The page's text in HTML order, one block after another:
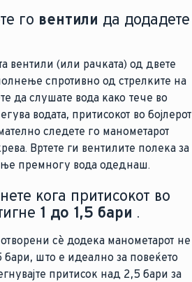
го вентили да додадете
вентили (или рачката) од двете
спротивно од стрелките на
да слушате вода како тече во
водата, притисокот во бојлерот
следете го манометарот
Вртете ги вентилите полека за
премногу вода одеднаш.
кога притисокот во
1 до 1,5 бари .
сè додека манометарот не
бари, што е идеално за повеќето
притисок над 2,5 бари за